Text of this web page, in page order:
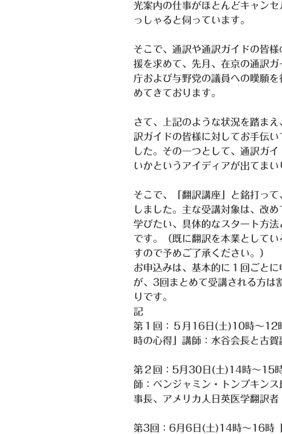
光案内の仕事がほとんどキャン
っしゃると伺っています。
そこで、通訳や通訳ガイドの皆
援を求めて、先月、在京の通訳
庁および与野党の議員への嘆願
めてきております。
さて、上記のような状況を踏ま
訳ガイドの皆様に対してお手伝
した。その一つとして、通訳ガ
いかというアイディアが出てまい
そこで、「翻訳講座」と銘打っ
しました。主な受講対象は、改
学びたい、具体的なスタート方
です。（既に翻訳を本業として
すので予めご了承ください。）
お申込みは、基本的に１回ごと
が、3回まとめて受講される方は
りです。
記
第１回：５月16日(土)10時～12
時の心得」講師：水谷会長と古
第２回：5月30日(土)14時～15
師：ベンジャミン・トンプキン
事長、アメリカ人日英医学翻訳
第3回：6月6日(土)14時～16時